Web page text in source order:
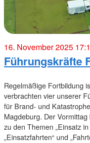
16. November 2025
Führungskräfte
Regelmäßige Fortbildung
verbrachten vier unserer
für Brand- und
Magdeburg. Der
zu den Themen „Einsatz
„Einsatzfahrten“ und